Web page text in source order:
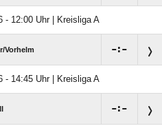
- 12:00 Uhr | Kreisliga A
​Vorhelm :
- 14:45 Uhr | Kreisliga A
: